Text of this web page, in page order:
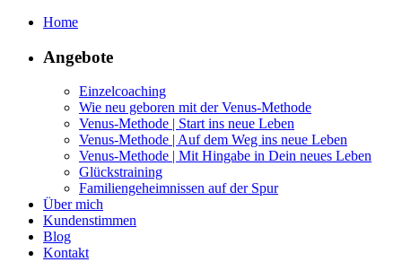
Home
Angebote
Einzelcoaching
Wie neu geboren mit der Venus-Methode
Venus-Methode | Start ins neue Leben
Venus-Methode | Auf dem Weg ins neue Leben
Venus-Methode | Mit Hingabe in Dein neues Leben
Glückstraining
Familiengeheimnissen auf der Spur
Über mich
Kundenstimmen
Blog
Kontakt